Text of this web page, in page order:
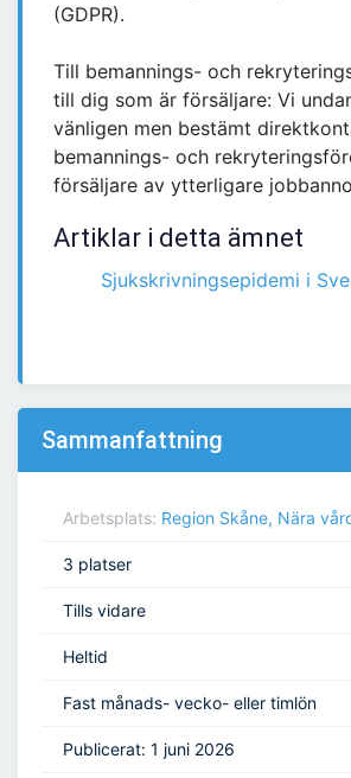
(GDPR).
Till bemannings- och
till dig som är försäljare: Vi
vänligen men bestämt
bemannings- och
försäljare av ytterligare
Artiklar i detta ämnet
Sjukskrivningsepidemi i
Sammanfattning
Arbetsplats: Region Skåne, Nära
3 platser
Tills vidare
Heltid
Fast månads- vecko- eller timlön
Publicerat: 1 juni 2026